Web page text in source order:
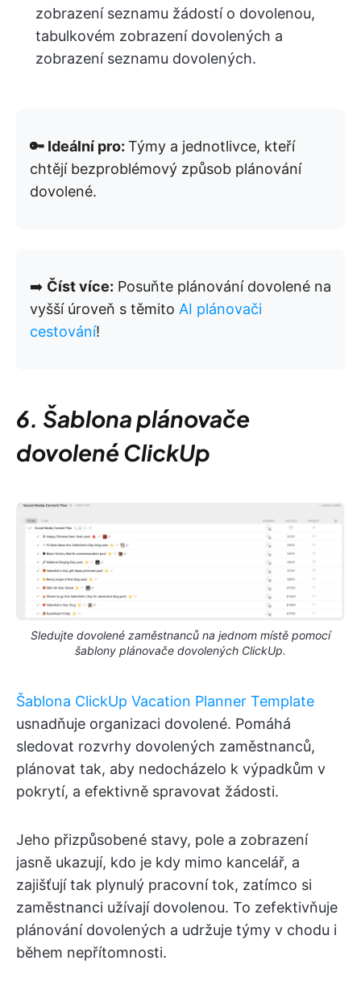
zobrazení seznamu žádostí o dovolenou,
tabulkovém zobrazení dovolených a
zobrazení seznamu dovolených.
🔑 Ideální pro: Týmy a jednotlivce, kteří
chtějí bezproblémový způsob plánování
dovolené.
➡️ Číst více: Posuňte plánování dovolené na
vyšší úroveň s těmito AI plánovači
cestování!
6. Šablona plánovače
dovolené ClickUp
Sledujte dovolené zaměstnanců na jednom místě pomocí
šablony plánovače dovolených ClickUp.
Šablona ClickUp Vacation Planner Template
usnadňuje organizaci dovolené. Pomáhá
sledovat rozvrhy dovolených zaměstnanců,
plánovat tak, aby nedocházelo k výpadkům v
pokrytí, a efektivně spravovat žádosti.
Jeho přizpůsobené stavy, pole a zobrazení
jasně ukazují, kdo je kdy mimo kancelář, a
zajišťují tak plynulý pracovní tok, zatímco si
zaměstnanci užívají dovolenou. To zefektivňuje
plánování dovolených a udržuje týmy v chodu i
během nepřítomnosti.